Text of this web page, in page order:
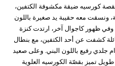
كورسيه ضيقة مكشوفة الكتفين،
ونسقت معه حقيبة يد صغيرة باللون
ظهور كاجوال آخر، ارتدت كنزة
كشفت عن أحد الكتفين، مع بنطال
رفيع باللون البني. وعلى صعيد
تميز بقصّة الكورسيه العلوية